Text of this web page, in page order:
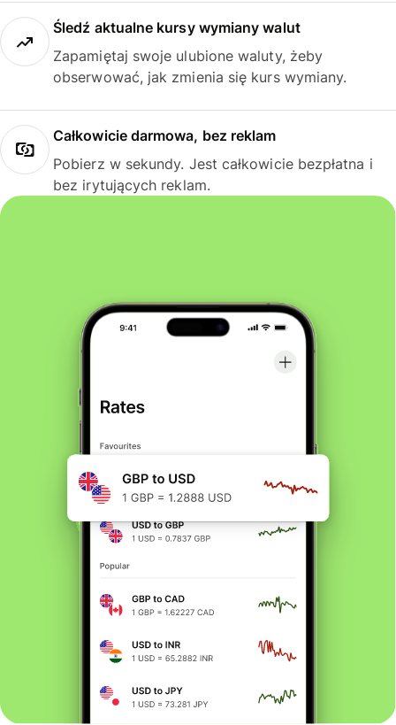
Śledź aktualne kursy wymiany walut
Zapamiętaj swoje ulubione waluty, żeby
obserwować, jak zmienia się kurs wymiany.
Całkowicie darmowa, bez reklam
Pobierz w sekundy. Jest całkowicie bezpłatna i
bez irytujących reklam.